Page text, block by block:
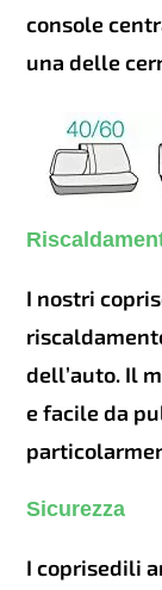
console
una delle
I nostri
dell’auto. Il
e facile da
Sicurezza
I coprisedili